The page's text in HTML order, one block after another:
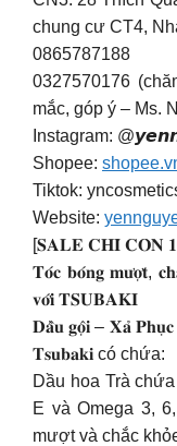
chung cư CT4,
0865787188
0327570176
mắc, góp ý – Ms.
Instagram:
Shopee:
Tiktok:
Website:
[𝐒𝐀𝐋𝐄 𝐂𝐇𝐈̉ 𝐂𝐎̀𝐍
𝐓𝐨́𝐜 𝐛𝐨́𝐧𝐠 𝐦𝐮̛𝐨̛̣𝐭,
𝐯𝐨̛́𝐢 𝐓𝐒𝐔𝐁𝐀𝐊𝐈
𝐃𝐚̂̀𝐮 𝐠𝐨̣̂𝐢 – 𝐗𝐚̉
𝐓𝐬𝐮𝐛𝐚𝐤𝐢 có chứa:
Dầu hoa Trà
E và Omega 3,
mượt và chắc